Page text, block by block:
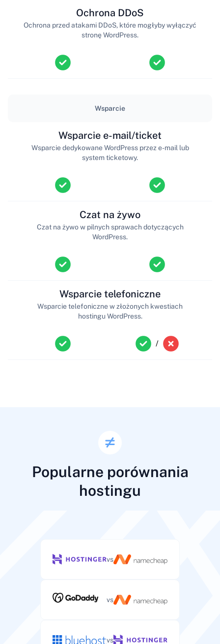
Ochrona DDoS
Ochrona przed atakami DDoS, które mogłyby wyłączyć
stronę WordPress.
Wsparcie
Wsparcie e-mail/ticket
Wsparcie dedykowane WordPress przez e-mail lub
system ticketowy.
Czat na żywo
Czat na żywo w pilnych sprawach dotyczących
WordPress.
Wsparcie telefoniczne
Wsparcie telefoniczne w złożonych kwestiach
hostingu WordPress.
/
Popularne porównania
hostingu
vs
vs
vs